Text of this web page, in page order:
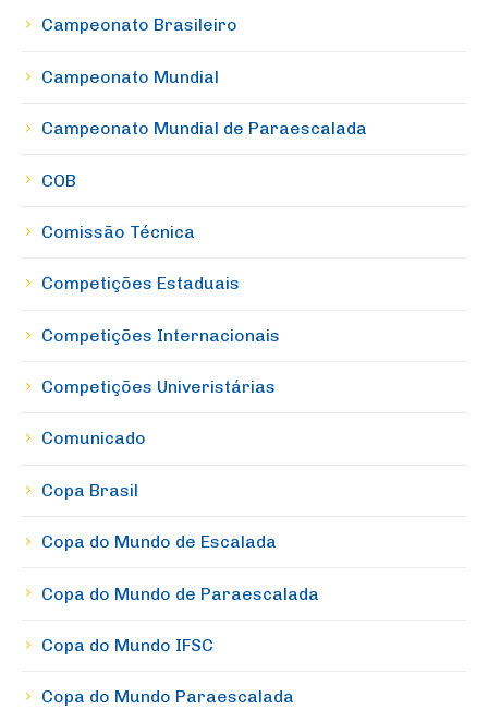
Campeonato Brasileiro
Campeonato Mundial
Campeonato Mundial de Paraescalada
COB
Comissão Técnica
Competições Estaduais
Competições Internacionais
Competições Univeristárias
Comunicado
Copa Brasil
Copa do Mundo de Escalada
Copa do Mundo de Paraescalada
Copa do Mundo IFSC
Copa do Mundo Paraescalada